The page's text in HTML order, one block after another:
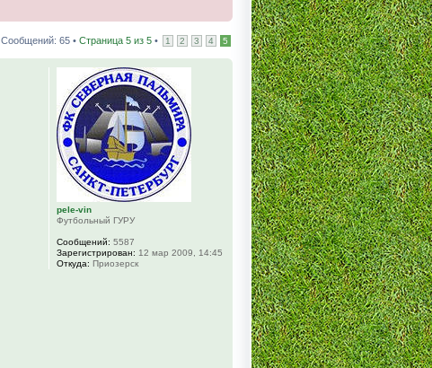
Сообщений: 65 • Страница 5 из 5 • 1 2 3 4 5
pele-vin
Футбольный ГУРУ
Сообщений: 5587
Зарегистрирован: 12 мар 2009, 14:45
Откуда: Приозерск